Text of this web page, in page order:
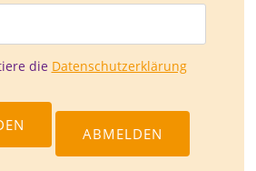
die Datenschutzerklärung